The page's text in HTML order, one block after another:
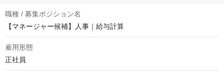
職種 / 募集ポジション名
【マネージャー候補】人事｜給与計算
雇用形態
正社員